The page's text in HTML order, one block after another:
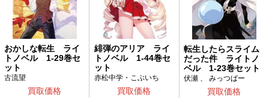
おかしな転生 ライ
トノベル 1-29巻セ
ット
古流望
買取価格
緋弾のアリア ライ
トノベル 1-44巻セ
ット
赤松中学・こぶいち
買取価格
転生したらスライム
だった件 ライトノ
ベル 1-23巻セット
伏瀬 、 みっつばー
買取価格